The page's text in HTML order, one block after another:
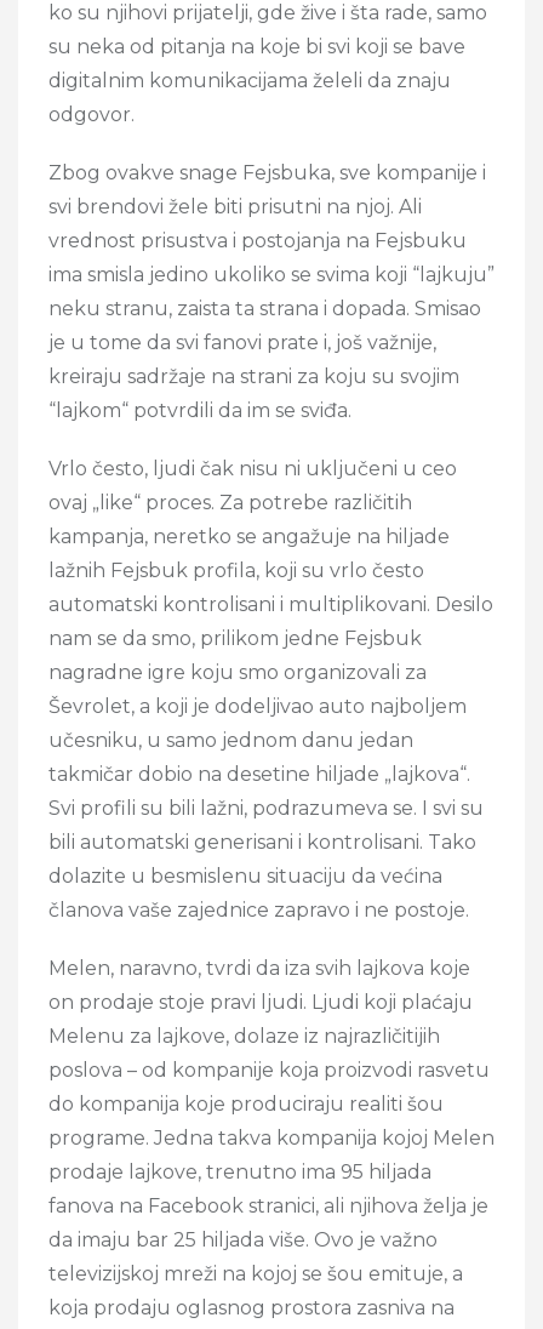
ko su njihovi prijatelji, gde žive i šta rade, samo
su neka od pitanja na koje bi svi koji se bave
digitalnim komunikacijama želeli da znaju
odgovor.
Zbog ovakve snage Fejsbuka, sve kompanije i
svi brendovi žele biti prisutni na njoj. Ali
vrednost prisustva i postojanja na Fejsbuku
ima smisla jedino ukoliko se svima koji “lajkuju”
neku stranu, zaista ta strana i dopada. Smisao
je u tome da svi fanovi prate i, još važnije,
kreiraju sadržaje na strani za koju su svojim
“lajkom“ potvrdili da im se sviđa.
Vrlo često, ljudi čak nisu ni uključeni u ceo
ovaj „like“ proces. Za potrebe različitih
kampanja, neretko se angažuje na hiljade
lažnih Fejsbuk profila, koji su vrlo često
automatski kontrolisani i multiplikovani. Desilo
nam se da smo, prilikom jedne Fejsbuk
nagradne igre koju smo organizovali za
Ševrolet, a koji je dodeljivao auto najboljem
učesniku, u samo jednom danu jedan
takmičar dobio na desetine hiljade „lajkova“.
Svi profili su bili lažni, podrazumeva se. I svi su
bili automatski generisani i kontrolisani. Tako
dolazite u besmislenu situaciju da većina
članova vaše zajednice zapravo i ne postoje.
Melen, naravno, tvrdi da iza svih lajkova koje
on prodaje stoje pravi ljudi. Ljudi koji plaćaju
Melenu za lajkove, dolaze iz najrazličitijih
poslova – od kompanije koja proizvodi rasvetu
do kompanija koje produciraju realiti šou
programe. Jedna takva kompanija kojoj Melen
prodaje lajkove, trenutno ima 95 hiljada
fanova na Facebook stranici, ali njihova želja je
da imaju bar 25 hiljada više. Ovo je važno
televizijskoj mreži na kojoj se šou emituje, a
koja prodaju oglasnog prostora zasniva na